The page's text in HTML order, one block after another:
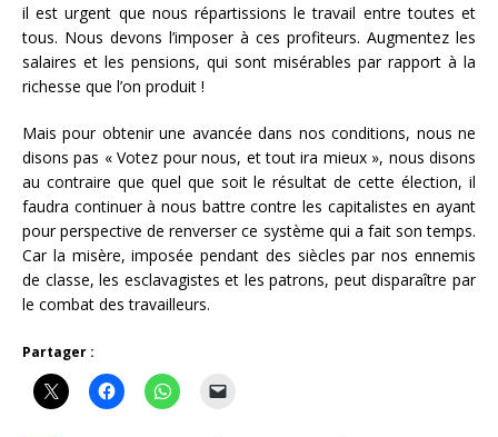
il est urgent que nous répartissions le travail entre toutes et
tous. Nous devons l’imposer à ces profiteurs. Augmentez les
salaires et les pensions, qui sont misérables par rapport à la
richesse que l’on produit !
Mais pour obtenir une avancée dans nos conditions, nous ne
disons pas « Votez pour nous, et tout ira mieux », nous disons
au contraire que quel que soit le résultat de cette élection, il
faudra continuer à nous battre contre les capitalistes en ayant
pour perspective de renverser ce système qui a fait son temps.
Car la misère, imposée pendant des siècles par nos ennemis
de classe, les esclavagistes et les patrons, peut disparaître par
le combat des travailleurs.
Partager :